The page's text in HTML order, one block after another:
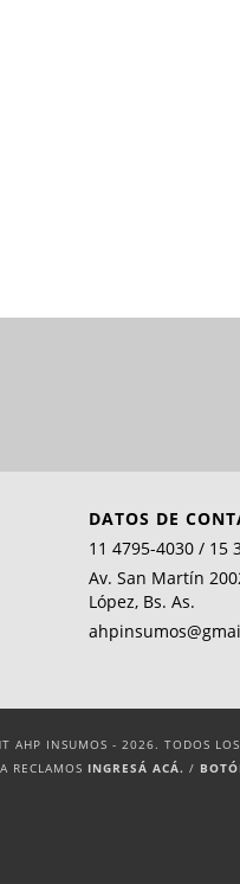
DATOS DE
11 4795-4030 / 15
Av. San Martín
López, Bs. As.
AHP INSUMOS - 2026. TODOS LOS
RECLAMOS INGRESÁ ACÁ. /